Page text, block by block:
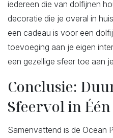
iedereen die van dolfijnen
decoratie die je overal in
een cadeau is voor een
toevoeging aan je eigen
een gezellige sfeer toe aan
Conclusie:
Sfeervol in Één
Samenvattend is de Ocean